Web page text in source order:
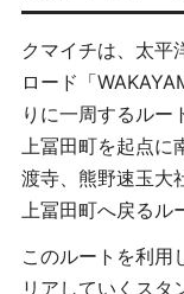
クマイチは、太平
ロード「
りに一周するルー
上冨田町を起点
渡寺、熊野速玉大
上冨田町へ戻るル
このルートを利用
リアしていくスタ